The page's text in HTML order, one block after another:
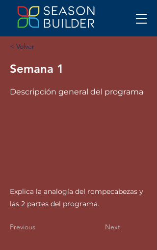
< Volver
Semana 1
Descripción general del programa
Explica la analogía del rompecabezas y
las 2 partes del programa.
Previous Next